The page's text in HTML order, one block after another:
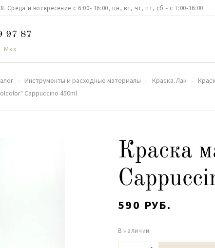
и воскресение с 6:00- 16:00, пн, вт, чт, пт, сб - с 7:00-16:00
97 87
Max
Инструменты и расходные материалы Краска.Лак
Cappuccino 450ml
Краска
590 РУБ.
В наличии